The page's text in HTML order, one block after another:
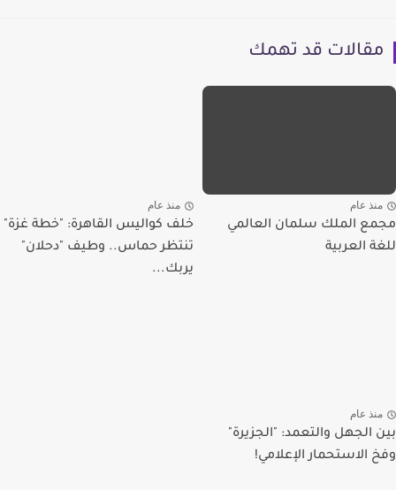
مقالات قد تهمك
منذ عام
مجمع الملك سلمان العالمي
للغة العربية
منذ عام
خلف كواليس القاهرة: "خطة غزة"
تنتظر حماس.. وطيف "دحلان"
يربك...
منذ عام
بين الجهل والتعمد: "الجزيرة"
وفخ الاستحمار الإعلامي!